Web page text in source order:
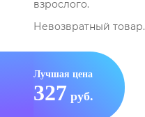
взрослого.
Невозвратный товар.
Лучшая цена
327 руб.